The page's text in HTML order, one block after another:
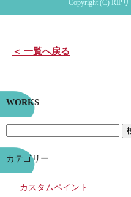
Copyright (C) RIP
＜ 一覧へ戻る
WORKS
カテゴリー
カスタムペイント